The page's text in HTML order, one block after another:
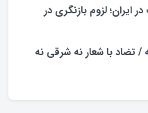
لزوم بازنگری در
تضاد با شعار نه شرقی نه